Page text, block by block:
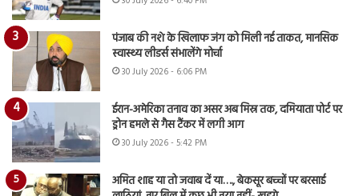
पंजाब की नशे के खिलाफ जंग को मिली नई ताकत, मानसिक
स्वास्थ्य लीडर्स संभालेंगे मोर्चा
30 July 2026 - 6:06 PM
ईरान-अमेरिका तनाव का असर अब मिस्र तक, दमियाता पोर्ट पर
ड्रोन हमले से गैस टैंकर में लगी आग
30 July 2026 - 5:42 PM
अमित शाह या तो जवाब दें या…., बेकसूर बच्चों पर बरसाई